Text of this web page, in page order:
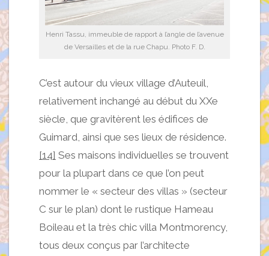
Henri Tassu, immeuble de rapport à l’angle de l’avenue
de Versailles et de la rue Chapu. Photo F. D.
C’est autour du vieux village d’Auteuil,
relativement inchangé au début du XXe
siècle, que gravitèrent les édifices de
Guimard, ainsi que ses lieux de résidence.
[14] Ses maisons individuelles se trouvent
pour la plupart dans ce que l’on peut
nommer le « secteur des villas » (secteur
C sur le plan) dont le rustique Hameau
Boileau et la très chic villa Montmorency,
tous deux conçus par l’architecte